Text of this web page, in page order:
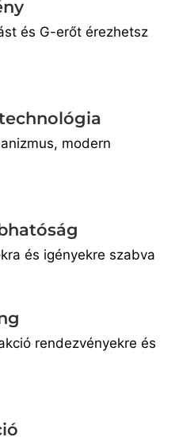
és G-erőt érezhetsz
modern
és igényekre szabva
rendezvényekre és